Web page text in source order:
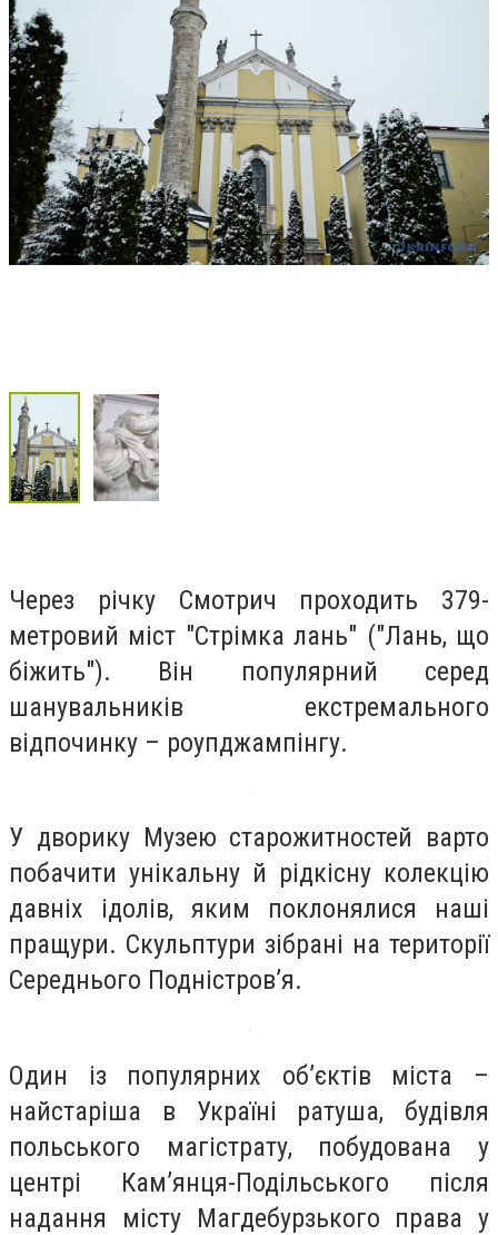
Через річку Смотрич проходить 379-
метровий міст "Стрімка лань" ("Лань, що
біжить"). Він популярний серед
шанувальників екстремального
відпочинку – роупджампінгу.
У дворику Музею старожитностей варто
побачити унікальну й рідкісну колекцію
давніх ідолів, яким поклонялися наші
пращури. Скульптури зібрані на території
Середнього Подністров’я.
Один із популярних об’єктів міста –
найстаріша в Україні ратуша, будівля
польського магістрату, побудована у
центрі Кам’янця-Подільського після
надання місту Магдебурзького права у